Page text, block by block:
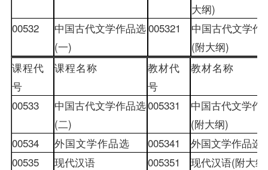
大纲)
00532
中国古代文学作品选
(一)
005321
中国古代文学作
(附大纲)
课程代
号
课程名称 教材代
号
教材名称
00533
中国古代文学作品选
(二)
005331
中国古代文学作
(附大纲)
00534
外国文学作品选 005341 外国文学作品选
00535
现代汉语 005351 现代汉语(附大纲